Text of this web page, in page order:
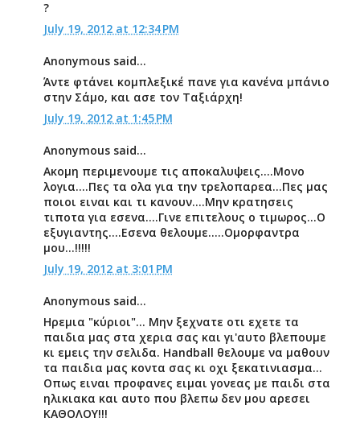
?
July 19, 2012 at 12:34 PM
Anonymous said...
Άντε φτάνει κομπλεξικέ πανε για κανένα μπάνιο
στην Σάμο, και ασε τον Ταξιάρχη!
July 19, 2012 at 1:45 PM
Anonymous said...
Ακομη περιμενουμε τις αποκαλυψεις....Μονο
λογια....Πες τα ολα για την τρελοπαρεα...Πες μας
ποιοι ειναι και τι κανουν....Μην κρατησεις
τιποτα για εσενα....Γινε επιτελους ο τιμωρος...Ο
εξυγιαντης....Εσενα θελουμε.....Ομορφαντρα
μου...!!!!!
July 19, 2012 at 3:01 PM
Anonymous said...
Ηρεμια "κύριοι"... Μην ξεχνατε οτι εχετε τα
παιδια μας στα χερια σας και γι'αυτο βλεπουμε
κι εμεις την σελιδα. Handball θελουμε να μαθουν
τα παιδια μας κοντα σας κι οχι ξεκατινιασμα...
Οπως ειναι προφανες ειμαι γονεας με παιδι στα
ηλικιακα και αυτο που βλεπω δεν μου αρεσει
ΚΑΘΟΛΟΥ!!!